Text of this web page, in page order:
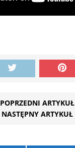
POPRZEDNI ARTYKUŁ
NASTĘPNY ARTYKUŁ